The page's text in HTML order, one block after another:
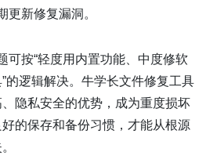
更新修复漏洞。
可按“轻度用内置功能、中度修软
的逻辑解决。牛学长文件修复工具
隐私安全的优势，成为重度损坏
的保存和备份习惯，才能从根源